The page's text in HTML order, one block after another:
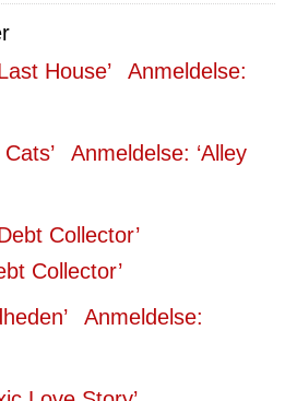
Anmeldelse:
Anmeldelse: ‘Alley
Collector’
Anmeldelse: